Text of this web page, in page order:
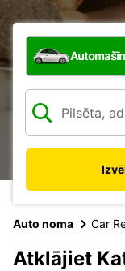
Kāda veida
Auto noma Car
Atklājiet